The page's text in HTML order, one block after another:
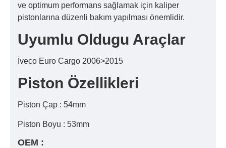
ve optimum performans sağlamak için kaliper
pistonlarına düzenli bakım yapılması önemlidir.
Uyumlu Oldugu Araçlar
İveco Euro Cargo 2006>2015
Piston Özellikleri
Piston Çap : 54mm
Piston Boyu : 53mm
OEM :